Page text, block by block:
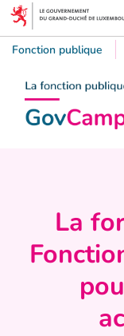
Fonction publique
La